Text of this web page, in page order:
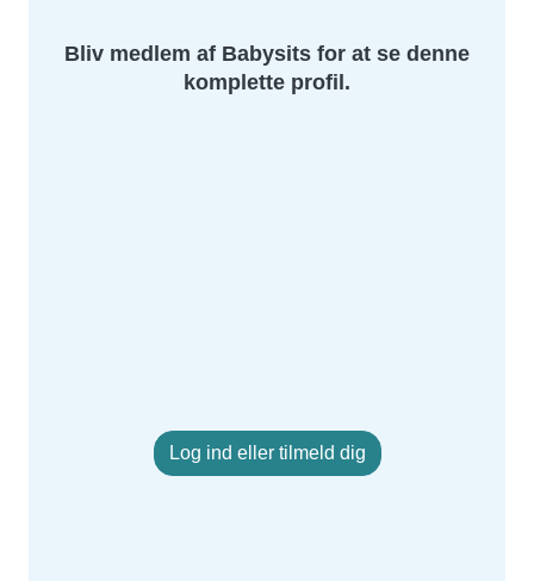
Bliv medlem af Babysits for at se denne
komplette profil.
Log ind eller tilmeld dig